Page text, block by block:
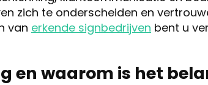
zich te onderscheiden en
van erkende signbedrijven bent u
en waarom is het